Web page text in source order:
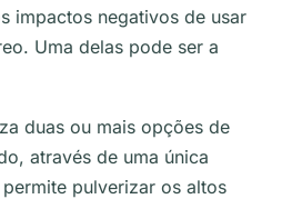
impactos negativos de usar
Uma delas pode ser a
duas ou mais opções de
através de uma única
pulverizar os altos